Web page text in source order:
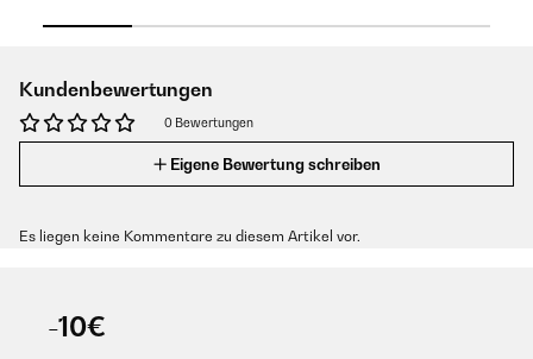
Kundenbewertungen
0 Bewertungen
Eigene Bewertung schreiben
Es liegen keine Kommentare zu diesem Artikel vor.
-10€